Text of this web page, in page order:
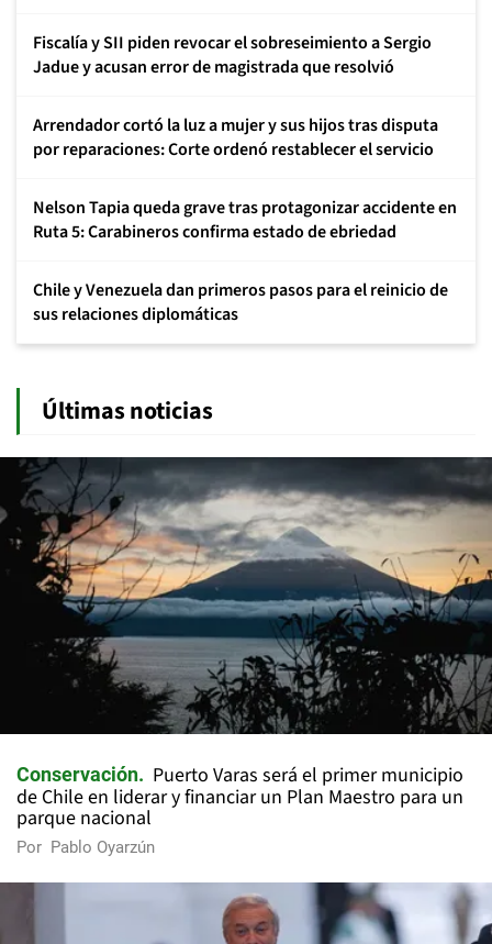
Fiscalía y SII piden revocar el sobreseimiento a Sergio
Jadue y acusan error de magistrada que resolvió
Arrendador cortó la luz a mujer y sus hijos tras disputa
por reparaciones: Corte ordenó restablecer el servicio
Nelson Tapia queda grave tras protagonizar accidente en
Ruta 5: Carabineros confirma estado de ebriedad
Chile y Venezuela dan primeros pasos para el reinicio de
sus relaciones diplomáticas
Últimas noticias
Conservación
Puerto Varas será el primer municipio
de Chile en liderar y financiar un Plan Maestro para un
parque nacional
Por Pablo Oyarzún